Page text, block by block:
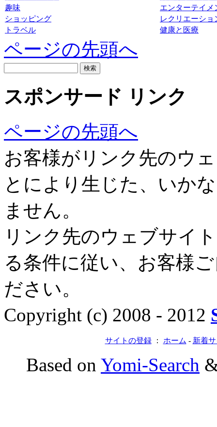
趣味
エンターテイメ
ショッピング
レクリエーショ
トラベル
健康と医療
ページの先頭へ
スポンサード リンク
ページの先頭へ
お客様がリンク先のウ
とにより生じた、いか
ません。
リンク先のウェブサイ
る条件に従い、お客様
ださい。
Copyright (c) 2008 - 2012
サイトの登録： ホーム - 新着
Based on Yomi-Search